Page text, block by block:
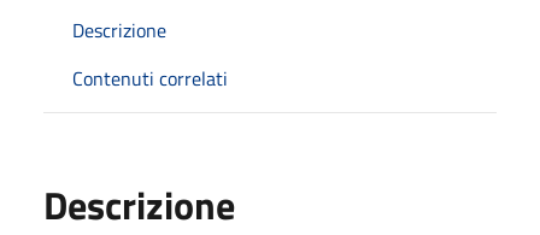
Descrizione
Contenuti correlati
Descrizione